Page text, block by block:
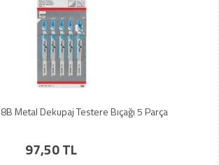
Metal Dekupaj Testere Bıçağı 5 Parça
97,50 TL